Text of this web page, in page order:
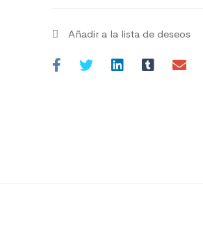
Añadir a la lista de deseos